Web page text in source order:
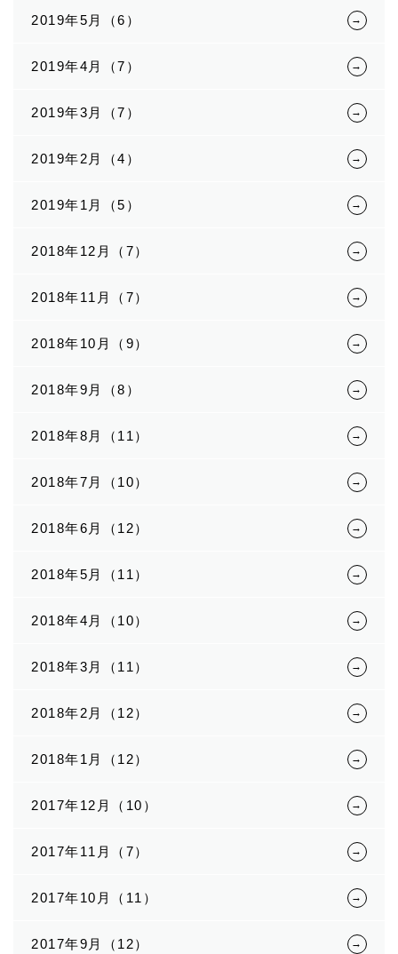
2019年5月（6）
2019年4月（7）
2019年3月（7）
2019年2月（4）
2019年1月（5）
2018年12月（7）
2018年11月（7）
2018年10月（9）
2018年9月（8）
2018年8月（11）
2018年7月（10）
2018年6月（12）
2018年5月（11）
2018年4月（10）
2018年3月（11）
2018年2月（12）
2018年1月（12）
2017年12月（10）
2017年11月（7）
2017年10月（11）
2017年9月（12）